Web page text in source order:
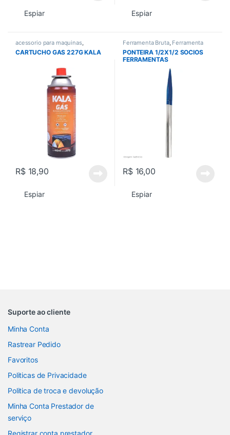
Espiar Espiar
acessorio para maquinas,
Acessorios gerais, Todos
CARTUCHO GAS 227G KALA
R$18,90
Espiar
Ferramenta Bruta, Ferramenta
manual,Ferramentas
Ferramentas em Geral,Todos
PONTEIRA 1/2X1/2 SOCIOS
FERRAMENTAS
R$16,00
Espiar
Suporte ao cliente
Minha Conta
Rastrear Pedido
Favoritos
Politicas de Privacidade
Politica de troca e devolução
Minha Conta Prestador de
serviço
Registrar conta prestador